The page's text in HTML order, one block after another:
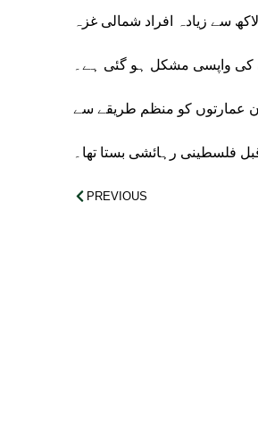
سے زیادہ افراد شمالی غزہ
کی واپسی مشکل ہو گئی ہے۔
عمارتوں کو منظم طریقے سے
فلسطینی رہائشی بستا تھا۔
PREVIOUS